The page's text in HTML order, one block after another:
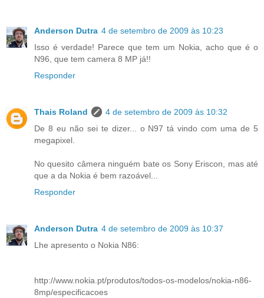
Anderson Dutra 4 de setembro de 2009 às 10:23
Isso é verdade! Parece que tem um Nokia, acho que é o
N96, que tem camera 8 MP já!!
Responder
Thais Roland
4 de setembro de 2009 às 10:32
De 8 eu não sei te dizer... o N97 tá vindo com uma de 5
megapixel.
No quesito câmera ninguém bate os Sony Eriscon, mas até
que a da Nokia é bem razoável...
Responder
Anderson Dutra 4 de setembro de 2009 às 10:37
Lhe apresento o Nokia N86:
http://www.nokia.pt/produtos/todos-os-modelos/nokia-n86-
8mp/especificacoes